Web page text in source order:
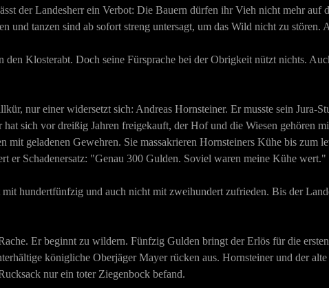
der Landesherr ein Verbot: Die Bauern dürfen ihr Vieh nicht mehr
und tanzen sind ab sofort streng untersagt, um das Wild nicht zu stören.
den Klosterabt. Doch seine Fürsprache bei der Obrigkeit nützt nichts.
nur einer widersetzt sich: Andreas Hornsteiner. Er musste sein Jura-
hat sich vor dreißig Jahren freigekauft, der Hof und die Wiesen gehören
mit geladenen Gewehren. Sie massakrieren Hornsteiners Kühe bis
er Schadenersatz: "Genau 300 Gulden. Soviel waren meine Kühe wert."
hundertfünfzig und auch nicht mit zweihundert zufrieden. Bis der
Er beginnt zu wildern. Fünfzig Gulden bringt der Erlös für die
königliche Oberjäger Mayer rücken aus. Hornsteiner und der
nur ein toter Ziegenbock befand.